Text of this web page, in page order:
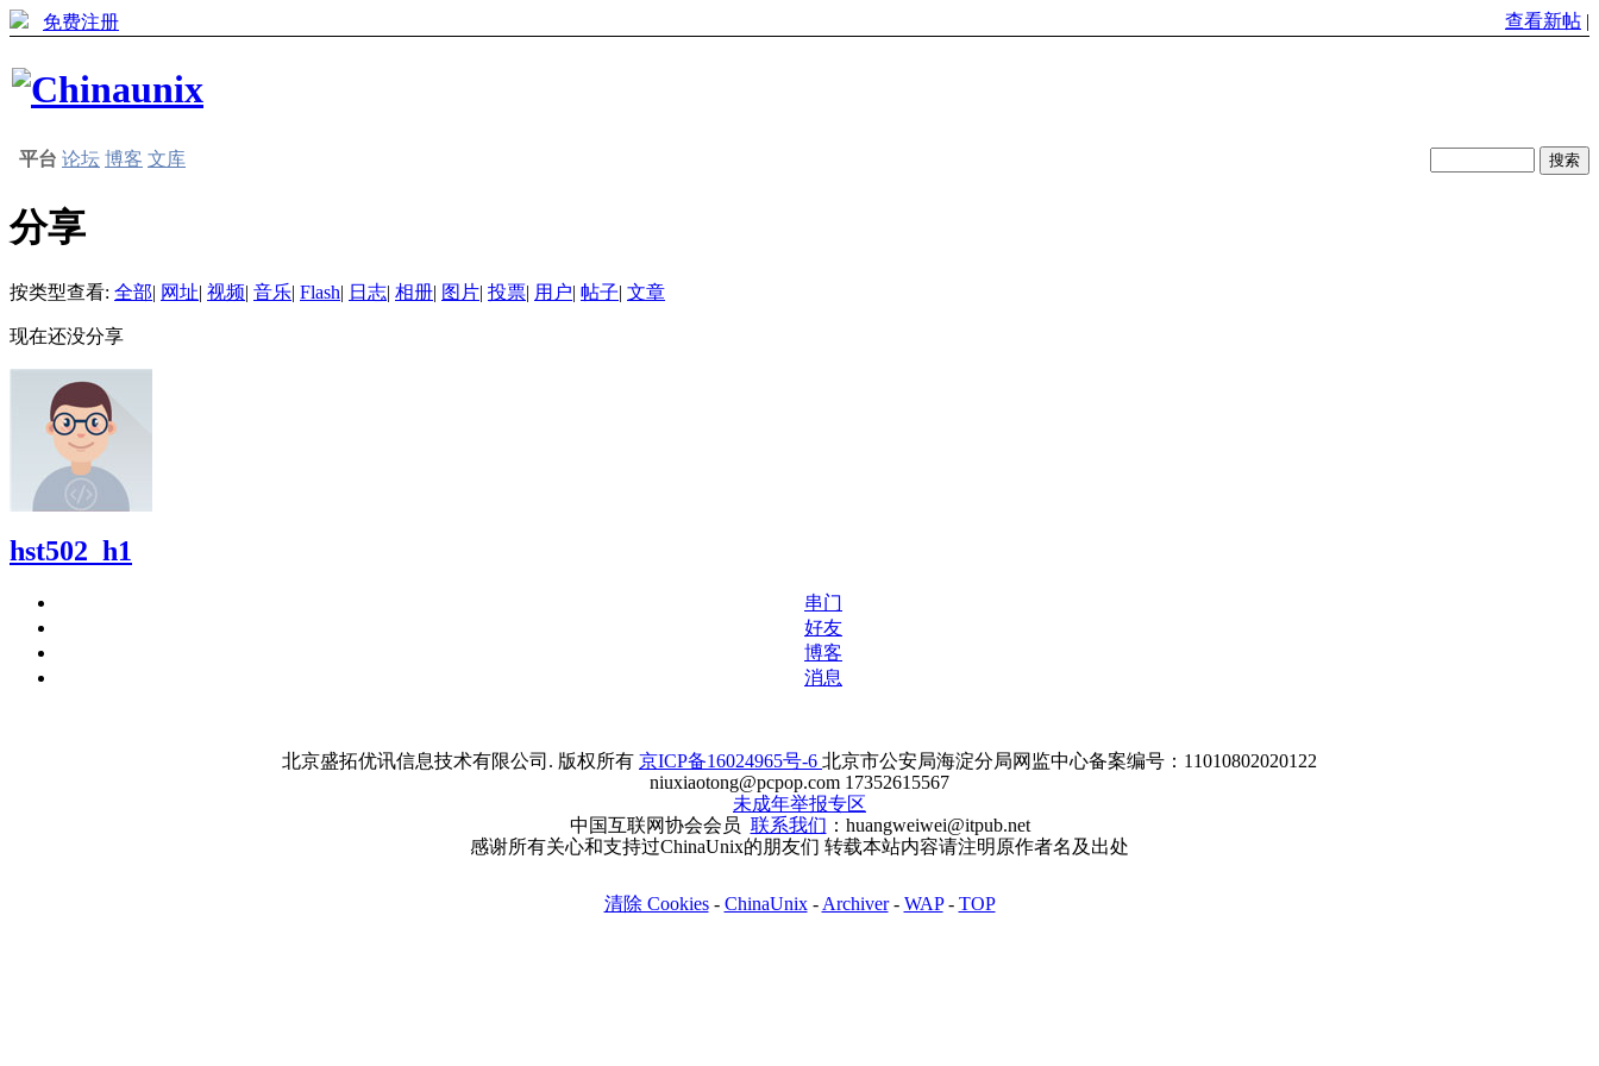
免费注册 查看新帖 |
平台 论坛 博客 文库
分享
按类型查看: 全部| 网址| 视频| 音乐| Flash| 日志| 相册| 图片| 投票| 用户| 帖子| 文章
现在还没分享
hst502_h1
串门
好友
博客
消息
北京盛拓优讯信息技术有限公司. 版权所有 京ICP备16024965号-6 北京市公安局海淀分局网监中心备案编号：11010802020122
niuxiaotong@pcpop.com 17352615567
未成年举报专区
中国互联网协会会员 联系我们 ：huangweiwei@itpub.net
感谢所有关心和支持过ChinaUnix的朋友们 转载本站内容请注明原作者名及出处
清除 Cookies- ChinaUnix- Archiver- WAP- TOP